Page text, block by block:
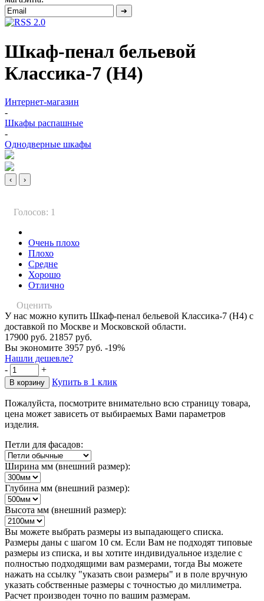
Шкаф-пенал бельевой
Классика-7 (Н4)
Интернет-магазин
-
Шкафы распашные
-
Однодверные шкафы
‹ ›
Голосов: 1
Очень плохо
Плохо
Средне
Хорошо
Отлично
Оценить
У нас можно купить Шкаф-пенал бельевой Классика-7 (Н4) с
доставкой по Москве и Московской области.
17900 руб. 21857 руб.
Вы экономите 3957 руб. -19%
Нашли дешевле?
-
+
Купить в 1 клик
Пожалуйста, посмотрите внимательно всю страницу товара,
цена может зависеть от выбираемых Вами параметров
изделия.
Петли для фасадов:
Ширина мм (внешний размер):
Глубина мм (внешний размер):
Высота мм (внешний размер):
Вы можете выбрать размеры из выпадающего списка.
Размеры даны с шагом 10 см. Если Вам не подходят типовые
размеры из списка, и вы хотите индивидуальное изделие с
полностью подходящими вам размерами, тогда Вы можете
нажать на ссылку "указать свои размеры" и в поле вручную
указать собственные размеры с точностью до миллиметра.
Расчет производен точно по вашим размерам.